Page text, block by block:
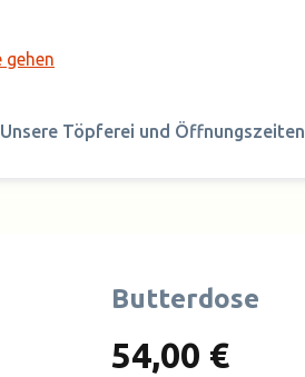
Unsere Töpferei und Öffnungszeiten
Butterdose
54,00 €